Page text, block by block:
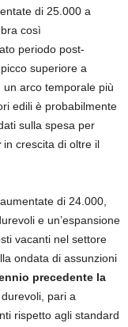
di 25.000 a
così
periodo post-
superiore a
arco temporale più
edili è probabilmente
sulla spesa per
in crescita di oltre il
di 24.000,
e un’espansione
vacanti nel settore
ondata di assunzioni
precedente la
pari a
rispetto agli standard